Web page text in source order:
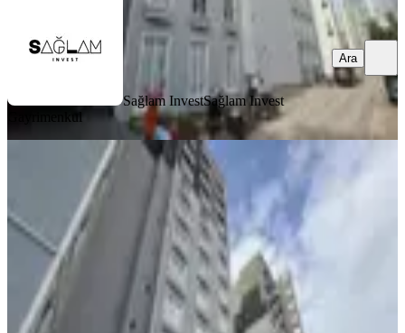
Sağlam InvestSağlam Invest
Gayrimenkul
Ara
Sağlam'dan Adem Yavuz
Mahallesinde Havuzlu Sitede Satılık
Daire
Ümraniye, Adem Yavuz Mahallesi
145 m² ·12. Kat· 21.05.2026
9.000.000 ₺Geri Dönüş: 17 yıl